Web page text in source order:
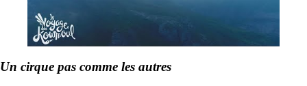
Un cirque pas comme les autres